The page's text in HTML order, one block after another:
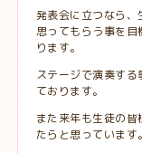
発表会に立つなら、
思ってもらう事を
ります。
ステージで演奏す
ております。
また来年も生徒の
たらと思っています。